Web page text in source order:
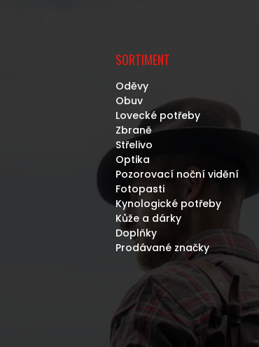
SORTIMENT
Oděvy
Obuv
Lovecké potřeby
Zbraně
Střelivo
Optika
Pozorovací noční vidění
Fotopasti
Kynologické potřeby
Kůže a dárky
Doplňky
Prodávané značky